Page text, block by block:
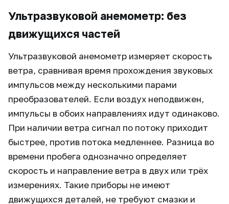
Ультразвуковой анемометр: без
движущихся частей
Ультразвуковой анемометр измеряет скорость
ветра, сравнивая время прохождения звуковых
импульсов между несколькими парами
преобразователей. Если воздух неподвижен,
импульсы в обоих направлениях идут одинаково.
При наличии ветра сигнал по потоку приходит
быстрее, против потока медленнее. Разница во
времени пробега однозначно определяет
скорость и направление ветра в двух или трёх
измерениях. Такие приборы не имеют
движущихся деталей, не требуют смазки и